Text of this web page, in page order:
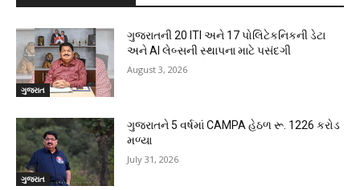
ગુજરાત
ગુજરાતની 20 ITI અને 17 પોલિટેકનિકની ડેટા
અને AI લેબ્સની સ્થાપના માટે પસંદગી
August 3, 2026
ગુજરાત
ગુજરાતને 5 વર્ષમાં CAMPA હેઠળ રૂ. 1226 કરોડ
મળ્યા
July 31, 2026